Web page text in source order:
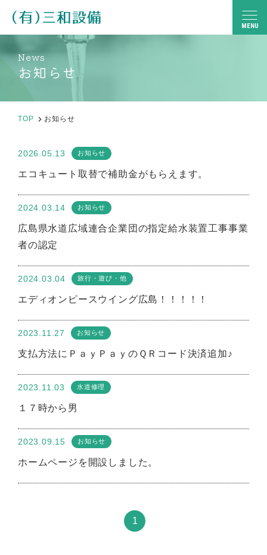
TOP
よくある質問
お知らせ
24時間対応！
〒721-0975 広島県福山市沼隈町草深1992-4
お問い合わせ
MENU
News
お知らせ
TOP お知らせ
2026.05.13 お知らせ
エコキュート取替で補助金がもらえます。
2024.03.14 お知らせ
広島県水道広域連合企業団の指定給水装置工事事業
者の認定
2024.03.04 旅行・遊び・他
エディオンピースウイング広島！！！！！
2023.11.27 お知らせ
支払方法にＰａｙＰａｙのＱＲコード決済追加♪
2023.11.03 水道修理
１７時から男
2023.09.15 お知らせ
ホームページを開設しました。
1